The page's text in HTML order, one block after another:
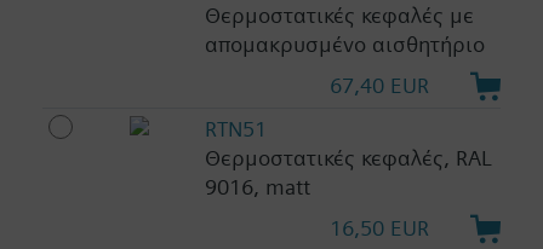
Θερμοστατικές κεφαλές με
απομακρυσμένο αισθητήριο
67,40 EUR
RTN51
Θερμοστατικές κεφαλές, RAL
9016, matt
16,50 EUR